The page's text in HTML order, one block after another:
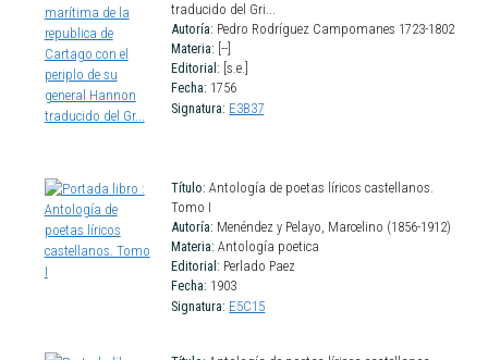
traducido del Gri...
Autoría: Pedro Rodríguez Campomanes 1723-1802
Materia: [--]
Editorial: [s.e.]
Fecha: 1756
Signatura: E3B37
Título: Antología de poetas líricos castellanos.
Tomo I
Autoría: Menéndez y Pelayo, Marcelino (1856-1912)
Materia: Antología poetica
Editorial: Perlado Paez
Fecha: 1903
Signatura: E5C15